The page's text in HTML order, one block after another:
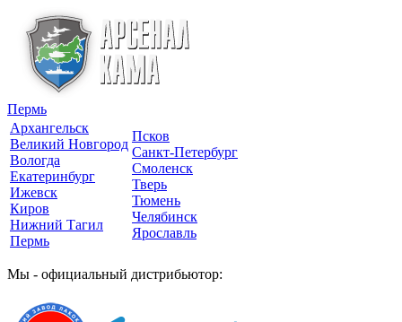
Пермь
Архангельск
Великий Новгород
Вологда
Екатеринбург
Ижевск
Киров
Нижний Тагил
Пермь
Псков
Санкт-Петербург
Смоленск
Тверь
Тюмень
Челябинск
Ярославль
Мы - официальный дистрибьютор: